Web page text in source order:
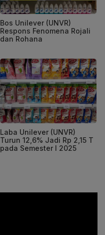
Bos Unilever (UNVR)
Respons Fenomena Rojali
dan Rohana
Laba Unilever (UNVR)
Turun 12,6% Jadi Rp 2,15 T
pada Semester I 2025